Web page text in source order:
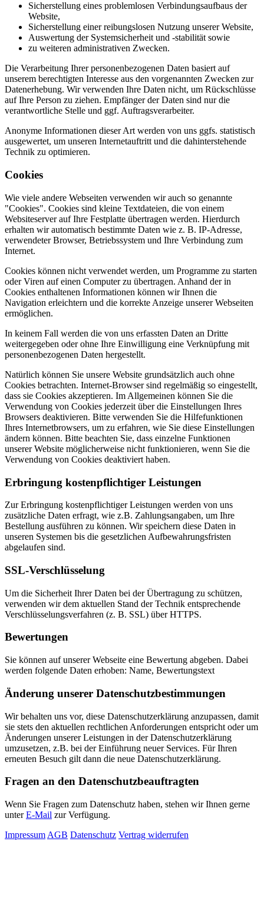
Sicherstellung eines problemlosen Verbindungsaufbaus der
Website,
Sicherstellung einer reibungslosen Nutzung unserer Website,
Auswertung der Systemsicherheit und -stabilität sowie
zu weiteren administrativen Zwecken.
Die Verarbeitung Ihrer personenbezogenen Daten basiert auf
unserem berechtigten Interesse aus den vorgenannten Zwecken zur
Datenerhebung. Wir verwenden Ihre Daten nicht, um Rückschlüsse
auf Ihre Person zu ziehen. Empfänger der Daten sind nur die
verantwortliche Stelle und ggf. Auftragsverarbeiter.
Anonyme Informationen dieser Art werden von uns ggfs. statistisch
ausgewertet, um unseren Internetauftritt und die dahinterstehende
Technik zu optimieren.
Cookies
Wie viele andere Webseiten verwenden wir auch so genannte
"Cookies". Cookies sind kleine Textdateien, die von einem
Websiteserver auf Ihre Festplatte übertragen werden. Hierdurch
erhalten wir automatisch bestimmte Daten wie z. B. IP-Adresse,
verwendeter Browser, Betriebssystem und Ihre Verbindung zum
Internet.
Cookies können nicht verwendet werden, um Programme zu starten
oder Viren auf einen Computer zu übertragen. Anhand der in
Cookies enthaltenen Informationen können wir Ihnen die
Navigation erleichtern und die korrekte Anzeige unserer Webseiten
ermöglichen.
In keinem Fall werden die von uns erfassten Daten an Dritte
weitergegeben oder ohne Ihre Einwilligung eine Verknüpfung mit
personenbezogenen Daten hergestellt.
Natürlich können Sie unsere Website grundsätzlich auch ohne
Cookies betrachten. Internet-Browser sind regelmäßig so eingestellt,
dass sie Cookies akzeptieren. Im Allgemeinen können Sie die
Verwendung von Cookies jederzeit über die Einstellungen Ihres
Browsers deaktivieren. Bitte verwenden Sie die Hilfefunktionen
Ihres Internetbrowsers, um zu erfahren, wie Sie diese Einstellungen
ändern können. Bitte beachten Sie, dass einzelne Funktionen
unserer Website möglicherweise nicht funktionieren, wenn Sie die
Verwendung von Cookies deaktiviert haben.
Erbringung kostenpflichtiger Leistungen
Zur Erbringung kostenpflichtiger Leistungen werden von uns
zusätzliche Daten erfragt, wie z.B. Zahlungsangaben, um Ihre
Bestellung ausführen zu können. Wir speichern diese Daten in
unseren Systemen bis die gesetzlichen Aufbewahrungsfristen
abgelaufen sind.
SSL-Verschlüsselung
Um die Sicherheit Ihrer Daten bei der Übertragung zu schützen,
verwenden wir dem aktuellen Stand der Technik entsprechende
Verschlüsselungsverfahren (z. B. SSL) über HTTPS.
Bewertungen
Sie können auf unserer Webseite eine Bewertung abgeben. Dabei
werden folgende Daten erhoben: Name, Bewertungstext
Änderung unserer Datenschutzbestimmungen
Wir behalten uns vor, diese Datenschutzerklärung anzupassen, damit
sie stets den aktuellen rechtlichen Anforderungen entspricht oder um
Änderungen unserer Leistungen in der Datenschutzerklärung
umzusetzen, z.B. bei der Einführung neuer Services. Für Ihren
erneuten Besuch gilt dann die neue Datenschutzerklärung.
Fragen an den Datenschutzbeauftragten
Wenn Sie Fragen zum Datenschutz haben, stehen wir Ihnen gerne
unterE-Mail zur Verfügung.
Impressum AGB Datenschutz Vertrag widerrufen